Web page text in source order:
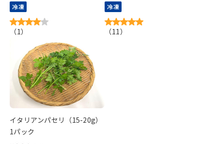
冷凍
（1）
冷凍
（11）
イタリアンパセリ（15-20g）
1パック